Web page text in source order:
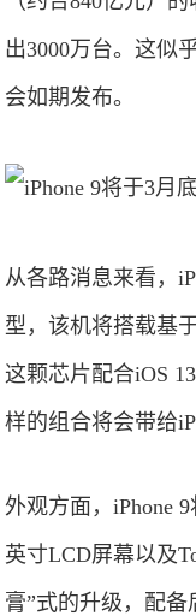
出3000万台。这似
会如期发布。
从各路消息来看，
型，该机将搭载基
这颗芯片配合iOS
样的组合将会带给
外观方面，iPhone
英寸LCD屏幕以及
膏”式的升级，配备